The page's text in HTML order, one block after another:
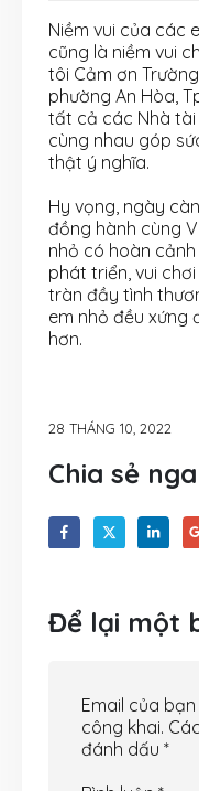
Niềm vui của các
cũng là niềm vui
tôi Cảm ơn
phường An Hòa,
tất cả các Nhà
cùng nhau góp
thật ý nghĩa.
Hy vọng, ngày
đồng hành cùng
nhỏ có hoàn
phát triển, vui
tràn đầy tình
em nhỏ đều
hơn.
28 THÁNG 10, 2022
Chia sẻ
Để lại một
Email của
công khai.
đánh dấu *